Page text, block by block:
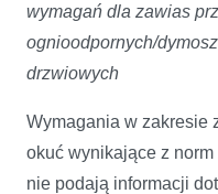
wymagań dla zawias
ognioodpornych/
drzwiowych
Wymagania w zakresie
okuć wynikające z
nie podają informacji